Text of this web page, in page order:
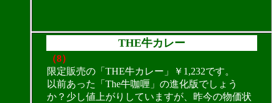
THE牛カレー
（8）
限定販売の「THE牛カレー」￥1,232です。
以前あった「The牛咖喱」の進化版でしょう
か？少し値上がりしていますが、昨今の物価状